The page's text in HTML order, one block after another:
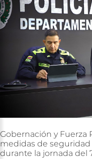
Gobernación y Fuerza
medidas de seguridad
durante la jornada del